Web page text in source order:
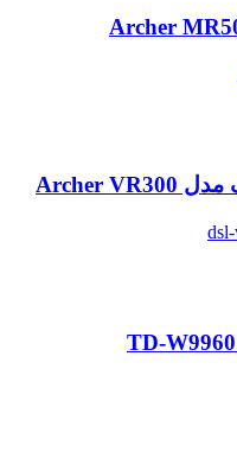
مودم روتر بی سیم تی پی لینک TD-W9960